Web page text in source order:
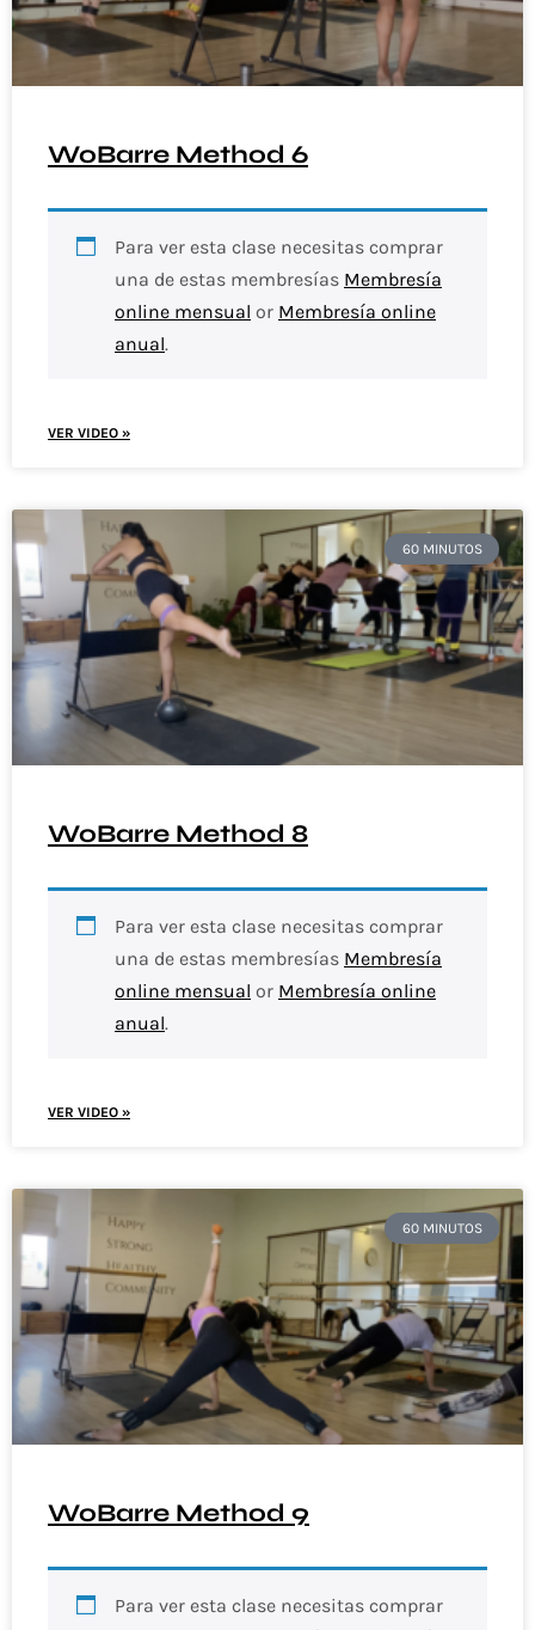
WoBarre Method 6
Para ver esta clase necesitas comprar
una de estas membresías Membresía
online mensual or Membresía online
anual.
VER VIDEO »
60 MINUTOS
WoBarre Method 8
Para ver esta clase necesitas comprar
una de estas membresías Membresía
online mensual or Membresía online
anual.
VER VIDEO »
60 MINUTOS
WoBarre Method 9
Para ver esta clase necesitas comprar